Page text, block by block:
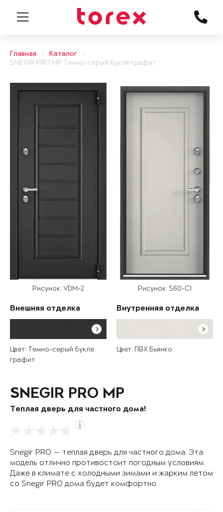
Главная
Каталог
SNEGIR PRO MP Темно-серый букле графит
Рисунок: VDM-2
Внешняя отделка
Цвет: Темно-серый букле
графит
Рисунок: S60-C1
Внутренняя отделка
Цвет: ПВХ Бьянко
SNEGIR PRO MP
Теплая дверь для частного дома!
Snegir PRO — теплая дверь для частного дома. Эта
модель отлично противостоит погодным условиям.
Даже в климате с холодными зимами и жарким летом
со Snegir PRO дома будет комфортно.